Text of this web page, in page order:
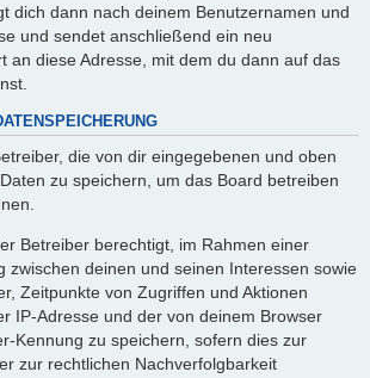
dich dann nach deinem Benutzernamen und
und sendet anschließend ein neu
an diese Adresse, mit dem du dann auf das
die von dir eingegebenen und oben
zu speichern, um das Board betreiben
Betreiber berechtigt, im Rahmen einer
zwischen deinen und seinen Interessen sowie
Zeitpunkte von Zugriffen und Aktionen
IP-Adresse und der von deinem Browser
Kennung zu speichern, sofern dies zur
zur rechtlichen Nachverfolgbarkeit